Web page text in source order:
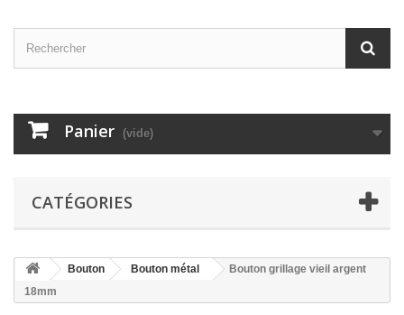
Panier (vide)
CATÉGORIES
Bouton Bouton métal
Bouton grillage vieil argent
18mm